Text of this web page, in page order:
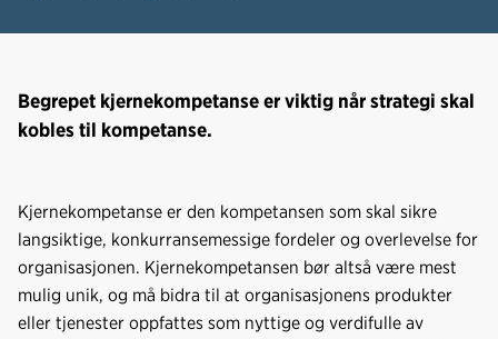
Begrepet kjernekompetanse er viktig når strategi skal
kobles til kompetanse.
Kjernekompetanse er den kompetansen som skal sikre
langsiktige, konkurransemessige fordeler og overlevelse for
organisasjonen. Kjernekompetansen bør altså være mest
mulig unik, og må bidra til at organisasjonens produkter
eller tjenester oppfattes som nyttige og verdifulle av